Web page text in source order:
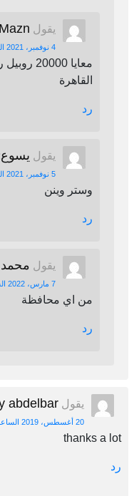
يقول Mazn
4 نوفمبر، 2021 الساعة 4:20 م
معايا
القاهرة
رد
يقول يسوع
5 نوفمبر، 2021 الساعة 10:21 م
وستر وينن
رد
يقول
7 مارس، 2022 الساعة 7:22 م
من اي محافظة
رد
يقول abdelbar
20 أغسطس، 2019 الساعة 11:23 ص
thanks a lot
رد